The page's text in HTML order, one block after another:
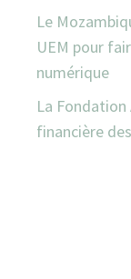
Le
UEM pour
numérique
La
financière